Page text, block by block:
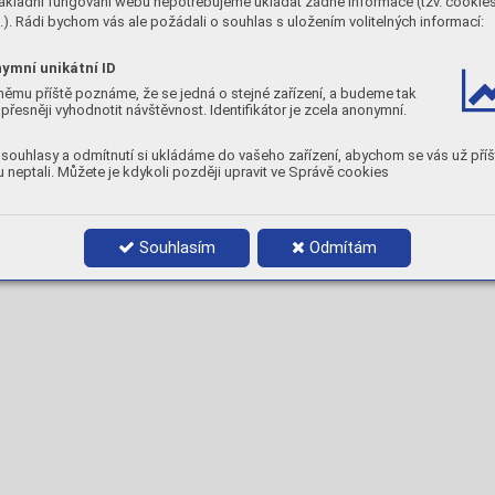
Rádi bychom vás ale požádali o souhlas s uložením volitelných informací:
unikátní ID
příště poznáme, že se jedná o stejné zařízení, a budeme tak
vyhodnotit návštěvnost. Identifikátor je zcela anonymní.
a odmítnutí si ukládáme do vašeho zařízení, abychom se vás už
neptali. Můžete je kdykoli později upravit ve Správě cookies
Souhlasím Odmítám
CV: -20 °C •
90 J
/ 100 g weld metal




1,6
DC+/-,  AC  OCV> 70 V
Redrying temperature:












 
4,0 450 72064000